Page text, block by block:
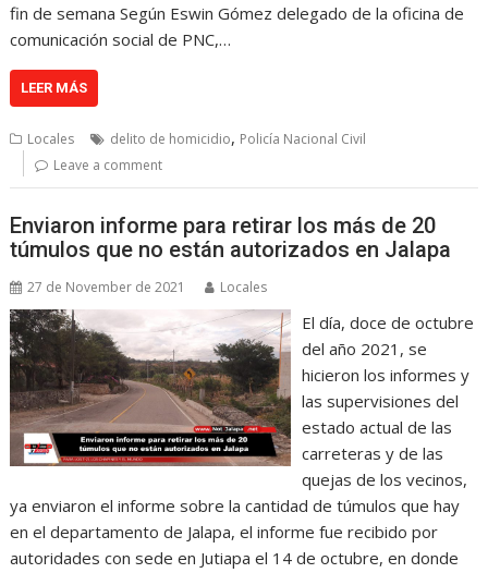
fin de semana Según Eswin Gómez delegado de la oficina de
comunicación social de PNC,…
LEER MÁS
Locales delito de homicidio, Policía Nacional Civil
Leave a comment
Enviaron informe para retirar los más de 20
túmulos que no están autorizados en Jalapa
27 de November de 2021 Locales
El día, doce de octubre
del año 2021, se
hicieron los informes y
las supervisiones del
estado actual de las
carreteras y de las
quejas de los vecinos,
ya enviaron el informe sobre la cantidad de túmulos que hay
en el departamento de Jalapa, el informe fue recibido por
autoridades con sede en Jutiapa el 14 de octubre, en donde